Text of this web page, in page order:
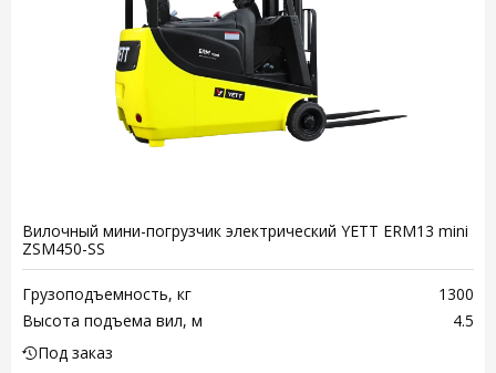
Вилочный мини-погрузчик электрический YETT ERM13 mini
ZSM450-SS
Грузоподъемность, кг
1300
Высота подъема вил, м
4.5
Под заказ